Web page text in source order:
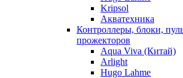
Kripsol
Акватехника
Контроллеры, блоки,
прожекторов
Aqua Viva (Китай)
Arlight
Hugo Lahme